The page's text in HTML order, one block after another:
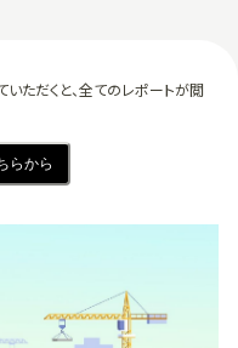
いただくと、全てのレポートが閲
らから